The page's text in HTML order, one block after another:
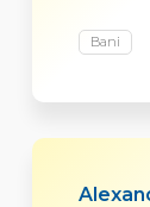
Bani